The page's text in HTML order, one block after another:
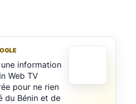
information
Web TV
pour ne rien
du Bénin et de